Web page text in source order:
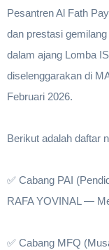
Pesantren Al Fath
prestasi gemilang
ajang Lomba
diselenggarakan di
Februari 2026.
Berikut adalah daftar
✅ Cabang PAI
RAFA YOVINAL —
✅ Cabang MFQ